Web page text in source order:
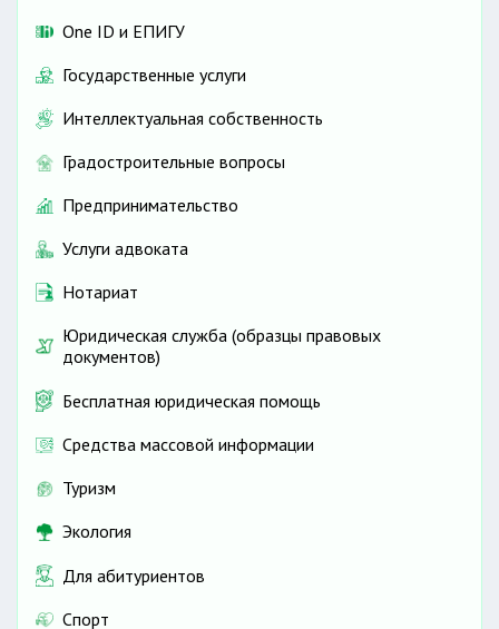
One ID и ЕПИГУ
Государственные услуги
Интеллектуальная собственность
Градостроительные вопросы
Предпринимательство
Услуги адвоката
Нотариат
Юридическая служба (образцы правовых
документов)
Бесплатная юридическая помощь
Средства массовой информации
Туризм
Экология
Для абитуриентов
Спорт